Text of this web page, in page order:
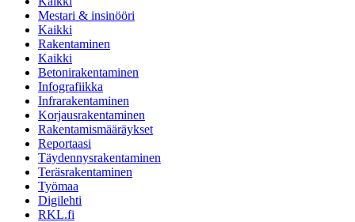
Mestari & insinööri
Kaikki
Rakentaminen
Kaikki
Betonirakentaminen
Infografiikka
Infrarakentaminen
Korjausrakentaminen
Rakentamismääräykset
Reportaasi
Täydennysrakentaminen
Teräsrakentaminen
Työmaa
Digilehti
RKL.fi